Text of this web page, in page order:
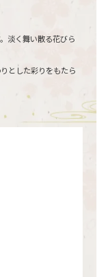
淡く舞い散る花びら
とした彩りをもたら